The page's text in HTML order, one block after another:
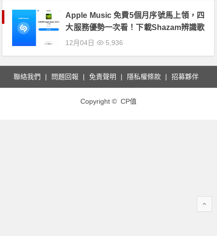
Apple Music 免費5個月序號馬上領，四
大服務優勢一次看！下載Shazam辨識歌
曲即享優惠！
12月04日 5,936
聯絡我們 問題回報 免責聲明 隱私權條款 招募夥伴
Copyright © CP值